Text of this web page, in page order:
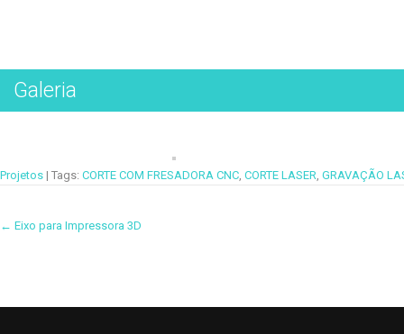
Galeria
Projetos | Tags: CORTE COM FRESADORA CNC, CORTE LASER, GRAVAÇÃO
P
← Eixo para Impressora 3D